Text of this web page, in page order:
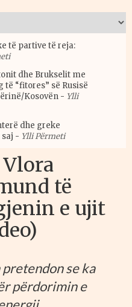
të partive të reja:
dhe Brukselit me
“fitores” së Rusisë
Kosovën - Ylli
dhe greke
- Ylli Përmeti
të
e ujit
se ka
përdorimin e